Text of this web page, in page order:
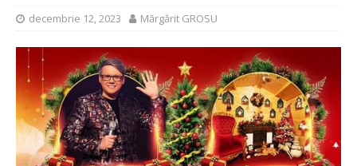
decembrie 12, 2023 Mărgărit GROSU